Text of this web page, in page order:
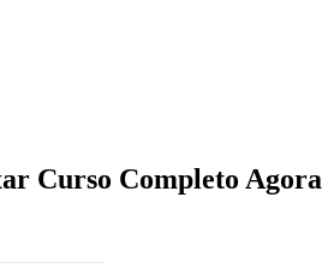
Curso Completo Agora